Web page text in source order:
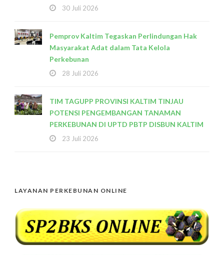
30 Juli 2026
Pemprov Kaltim Tegaskan Perlindungan Hak
Masyarakat Adat dalam Tata Kelola
Perkebunan
28 Juli 2026
TIM TAGUPP PROVINSI KALTIM TINJAU
POTENSI PENGEMBANGAN TANAMAN
PERKEBUNAN DI UPTD PBTP DISBUN KALTIM
23 Juli 2026
LAYANAN PERKEBUNAN ONLINE